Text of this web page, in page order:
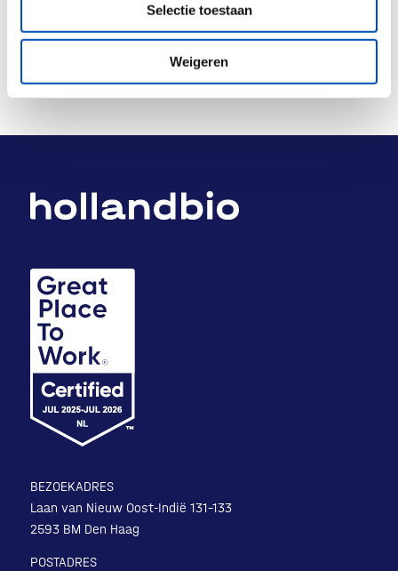
Selectie toestaan
Weigeren
BEZOEKADRES
Laan van Nieuw Oost-Indië 131-133
2593 BM Den Haag
POSTADRES